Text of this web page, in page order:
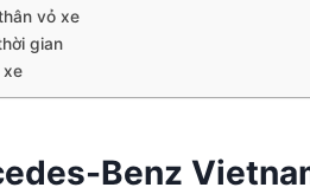
vỏ xe
gian
xe
Benz